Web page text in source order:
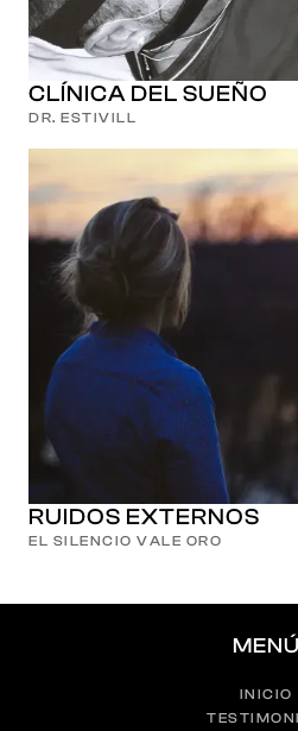
CLÍNICA DEL SUEÑO
DR. ESTIVILL
RUIDOS EXTERNOS
EL SILENCIO VALE ORO
MENÚ
INICIO